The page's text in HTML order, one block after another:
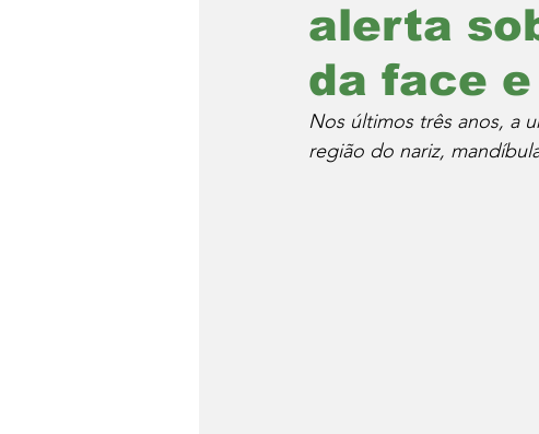
alerta
da face
Nos últimos três anos, a
região do nariz,